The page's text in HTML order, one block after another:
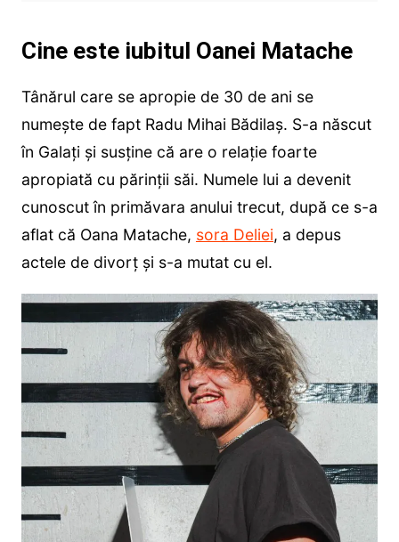
Cine este iubitul Oanei Matache
Tânărul care se apropie de 30 de ani se
numește de fapt Radu Mihai Bădilaș. S-a născut
în Galați și susține că are o relație foarte
apropiată cu părinții săi. Numele lui a devenit
cunoscut în primăvara anului trecut, după ce s-a
aflat că Oana Matache, sora Deliei, a depus
actele de divorț și s-a mutat cu el.